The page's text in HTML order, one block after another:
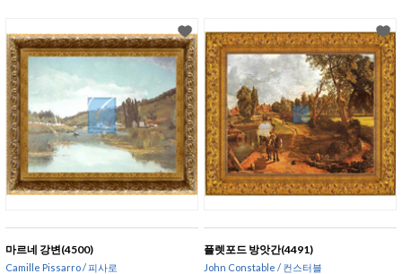
마르네 강변(4500)
Camille Pissarro / 피사로
플렛포드 방앗간(4491)
John Constable / 컨스터블